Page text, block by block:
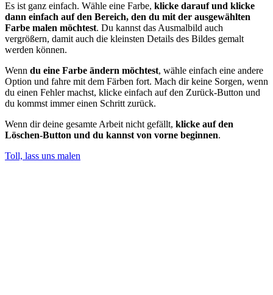
Es ist ganz einfach. Wähle eine Farbe, klicke darauf und klicke
dann einfach auf den Bereich, den du mit der ausgewählten
Farbe malen möchtest. Du kannst das Ausmalbild auch
vergrößern, damit auch die kleinsten Details des Bildes gemalt
werden können.
Wenn du eine Farbe ändern möchtest, wähle einfach eine andere
Option und fahre mit dem Färben fort. Mach dir keine Sorgen, wenn
du einen Fehler machst, klicke einfach auf den Zurück-Button und
du kommst immer einen Schritt zurück.
Wenn dir deine gesamte Arbeit nicht gefällt, klicke auf den
Löschen-Button und du kannst von vorne beginnen.
Toll, lass uns malen